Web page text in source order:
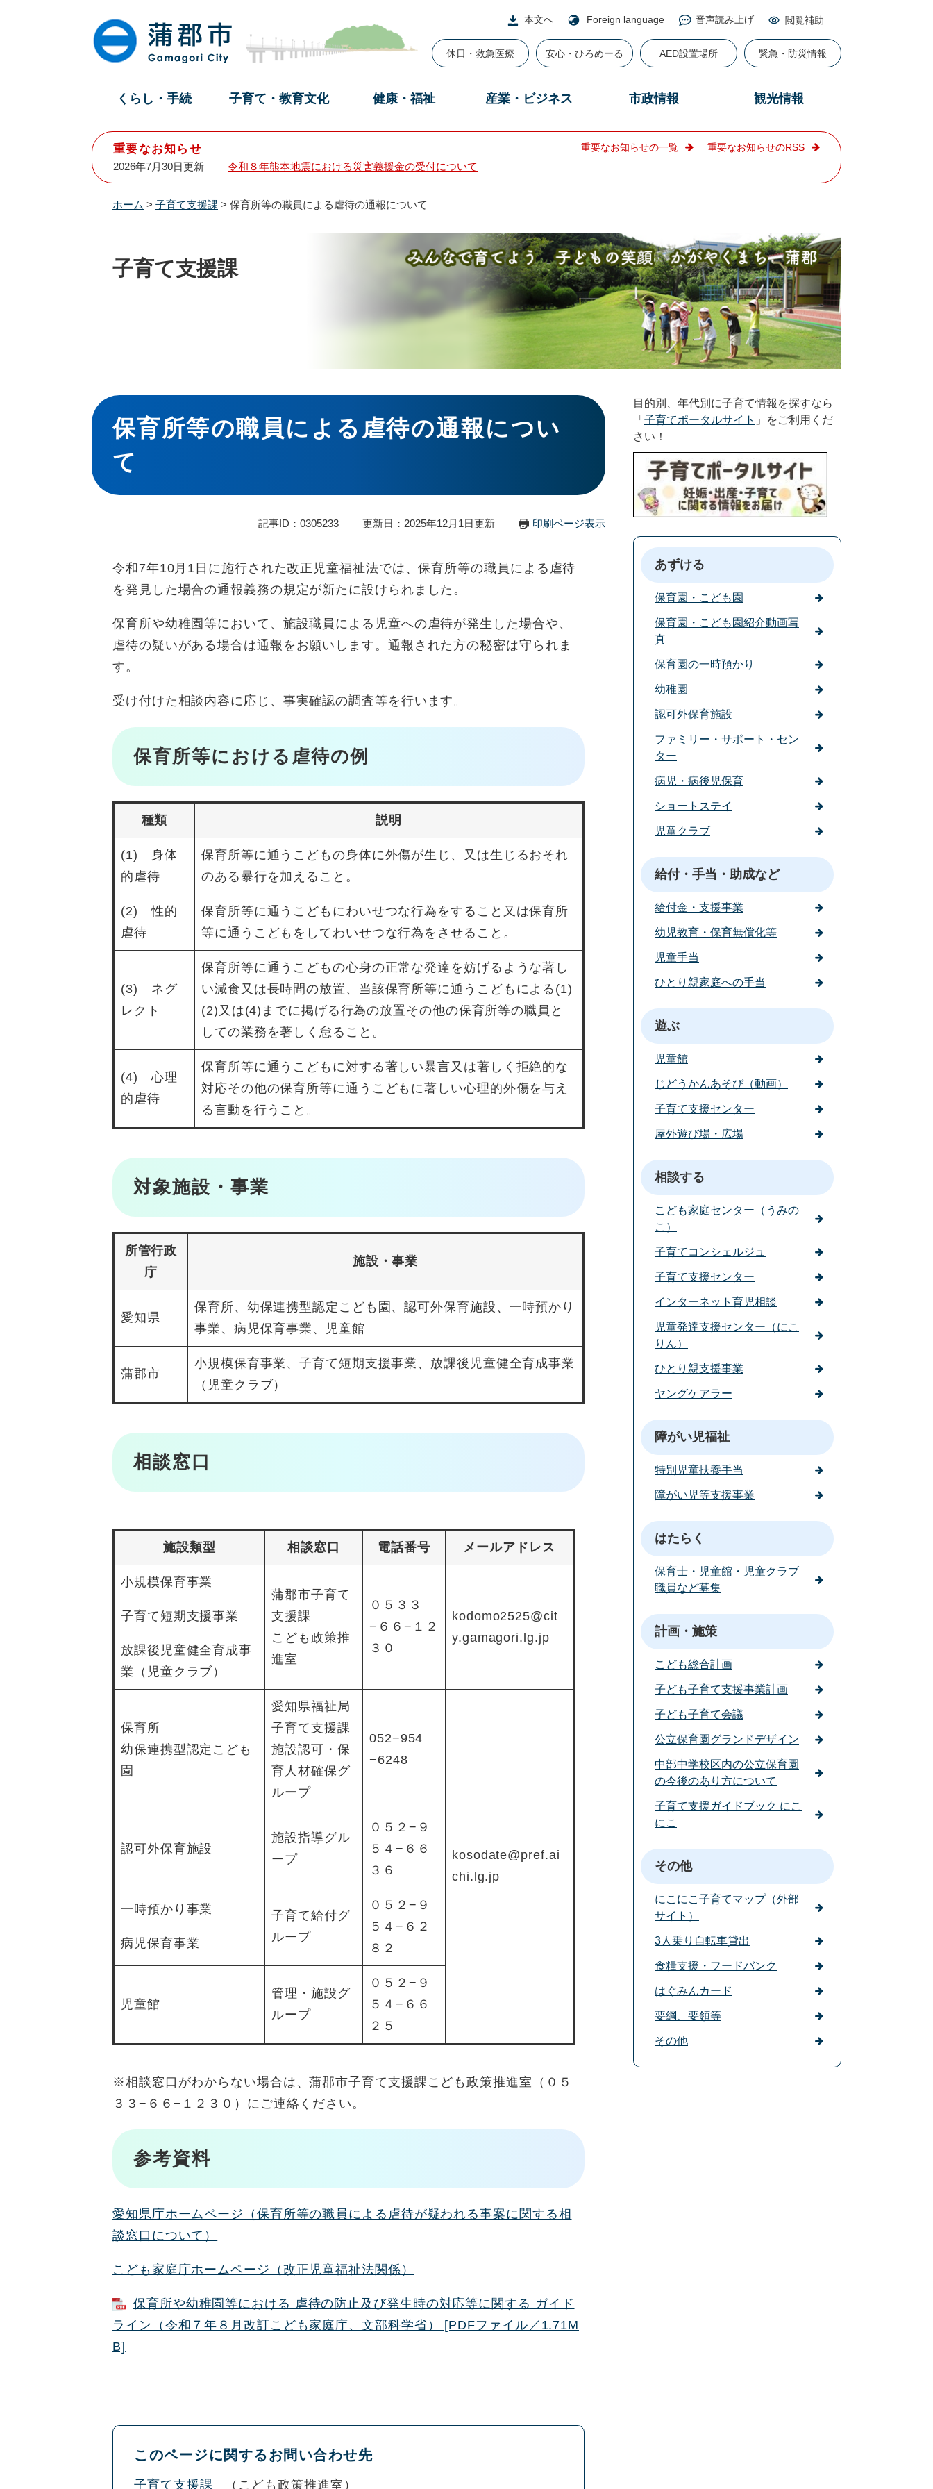
本文へ Foreign language 音声読み上げ 閲覧補助
休日・救急医療 安心・ひろめーる AED設置場所 緊急・防災情報
くらし・手続 子育て・教育文化 健康・福祉 産業・ビジネス 市政情報 観光情報
重要なお知らせ
2026年7月30日更新 令和８年熊本地震における災害義援金の受付について
重要なお知らせの一覧 重要なお知らせのRSS
ホーム > 子育て支援課 > 保育所等の職員による虐待の通報について
子育て支援課
本
文
保育所等の職員による虐待の通報につい
て
記事ID：0305233 更新日：2025年12月1日更新 印刷ページ表示
令和7年10月1日に施行された改正児童福祉法では、保育所等の職員による虐待
を発見した場合の通報義務の規定が新たに設けられました。
保育所や幼稚園等において、施設職員による児童への虐待が発生した場合や、
虐待の疑いがある場合は通報をお願いします。通報された方の秘密は守られま
す。
受け付けた相談内容に応じ、事実確認の調査等を行います。
保育所等における虐待の例
種類 説明
(1) 身体
的虐待
保育所等に通うこどもの身体に外傷が生じ、又は生じるおそれ
のある暴行を加えること。
(2) 性的
虐待
保育所等に通うこどもにわいせつな行為をすること又は保育所
等に通うこどもをしてわいせつな行為をさせること。
(3) ネグ
レクト
保育所等に通うこどもの心身の正常な発達を妨げるような著し
い減食又は長時間の放置、当該保育所等に通うこどもによる(1)
(2)又は(4)までに掲げる行為の放置その他の保育所等の職員と
しての業務を著しく怠ること。
(4) 心理
的虐待
保育所等に通うこどもに対する著しい暴言又は著しく拒絶的な
対応その他の保育所等に通うこどもに著しい心理的外傷を与え
る言動を行うこと。
対象施設・事業
所管行政
庁
施設・事業
愛知県
保育所、幼保連携型認定こども園、認可外保育施設、一時預かり
事業、病児保育事業、児童館
蒲郡市
小規模保育事業、子育て短期支援事業、放課後児童健全育成事業
（児童クラブ）
相談窓口
施設類型 相談窓口 電話番号 メールアドレス
小規模保育事業
子育て短期支援事業
放課後児童健全育成事
業（児童クラブ）
蒲郡市子育て
支援課
こども政策推
進室
０５３３
−６６−１２
３０
kodomo2525@cit
y.gamagori.lg.jp
保育所
幼保連携型認定こども
園
愛知県福祉局
子育て支援課
施設認可・保
育人材確保グ
ループ
052−954
−6248
kosodate@pref.ai
chi.lg.jp
認可外保育施設
施設指導グル
ープ
０５２−９
５４−６６
３６
一時預かり事業
病児保育事業
子育て給付グ
ループ
０５２−９
５４−６２
８２
児童館
管理・施設グ
ループ
０５２−９
５４−６６
２５
※相談窓口がわからない場合は、蒲郡市子育て支援課こども政策推進室（０５
３３−６６−１２３０）にご連絡ください。
参考資料
愛知県庁ホームページ（保育所等の職員による虐待が疑われる事案に関する相
談窓口について）
こども家庭庁ホームページ（改正児童福祉法関係）
保育所や幼稚園等における 虐待の防止及び発生時の対応等に関する ガイド
ライン（令和７年８月改訂こども家庭庁、文部科学省） [PDFファイル／1.71M
B]
このページに関するお問い合わせ先
子育て支援課 こども政策推進室
目的別、年代別に子育て情報を探すなら
「 子育てポータルサイト 」をご利用くだ
さい！
あずける
保育園・こども園
保育園・こども園紹介動画写
真
保育園の一時預かり
幼稚園
認可外保育施設
ファミリー・サポート・セン
ター
病児・病後児保育
ショートステイ
児童クラブ
給付・手当・助成など
給付金・支援事業
幼児教育・保育無償化等
児童手当
ひとり親家庭への手当
遊ぶ
児童館
じどうかんあそび（動画）
子育て支援センター
屋外遊び場・広場
相談する
こども家庭センター（うみの
こ）
子育てコンシェルジュ
子育て支援センター
インターネット育児相談
児童発達支援センター（にこ
りん）
ひとり親支援事業
ヤングケアラー
障がい児福祉
特別児童扶養手当
障がい児等支援事業
はたらく
保育士・児童館・児童クラブ
職員など募集
計画・施策
こども総合計画
子ども子育て支援事業計画
子ども子育て会議
公立保育園グランドデザイン
中部中学校区内の公立保育園
の今後のあり方について
子育て支援ガイドブック にこ
にこ
その他
にこにこ子育てマップ（外部
サイト）
3人乗り自転車貸出
食糧支援・フードバンク
はぐみんカード
要綱、要領等
その他